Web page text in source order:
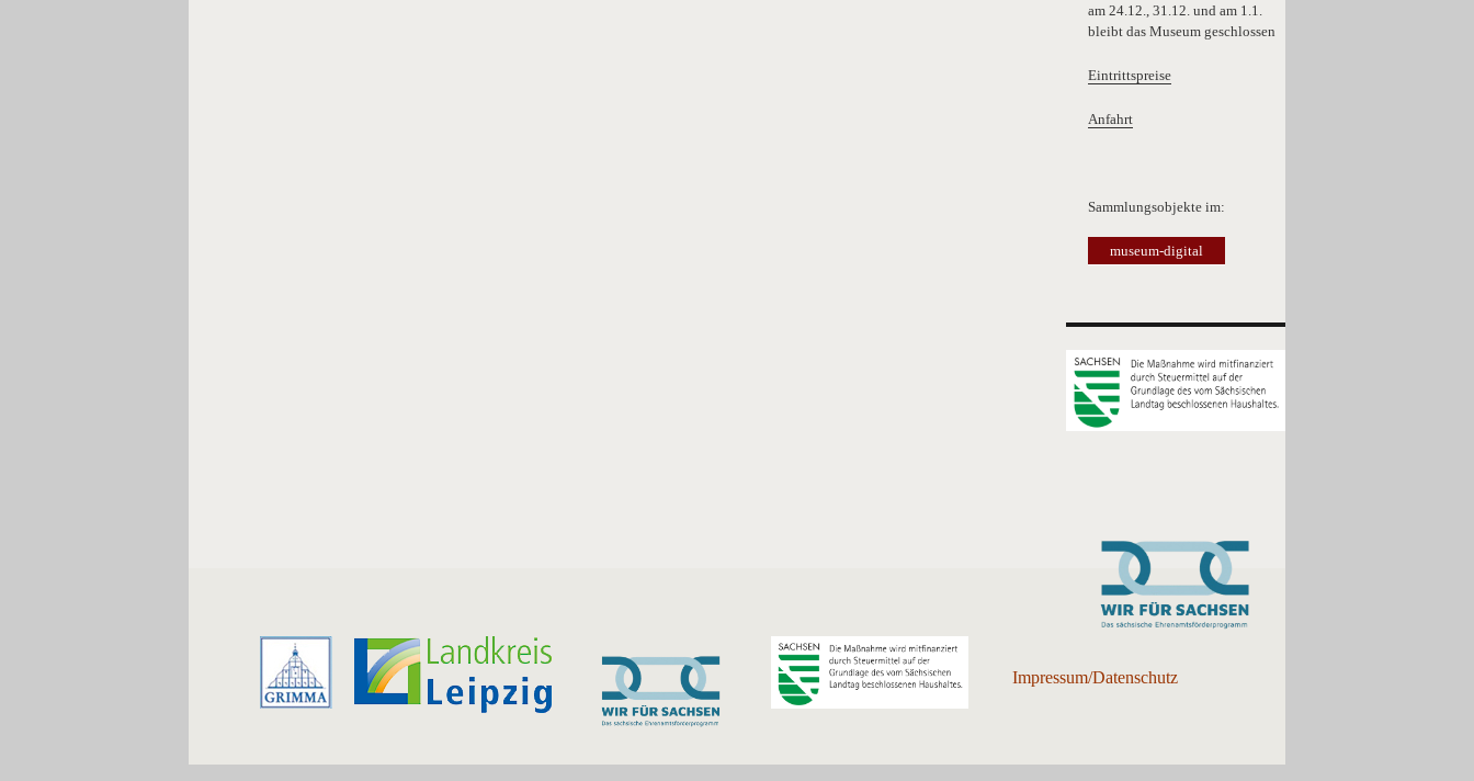
am 24.12., 31.12. und am 1.1.
bleibt das Museum geschlossen
Eintrittspreise
Anfahrt
Sammlungsobjekte im:
museum-digital
Impressum/Datenschutz